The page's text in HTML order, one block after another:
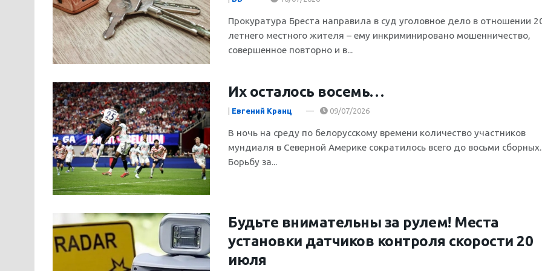
Прокуратура Бреста направила в суд уголовное дело в отношении
летнего местного жителя – ему инкриминировано мошенничество,
совершенное повторно и в...
Их осталось восемь…
| Евгений Кранц 09/07/2026
В ночь на среду по белорусскому времени количество участников
мундиаля в Северной Америке сократилось всего до восьми сборных.
Борьбу за...
Будьте внимательны за рулем! Места
установки датчиков контроля скорости 20
июля